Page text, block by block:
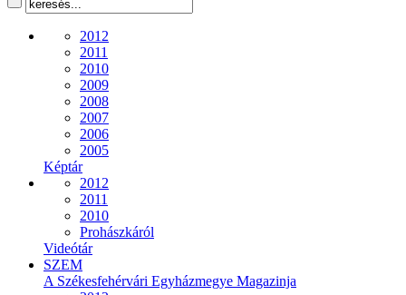
2012
2011
2010
2009
2008
2007
2006
2005
Képtár
2012
2011
2010
Prohászkáról
Videótár
SZEM
A Székesfehérvári Egyházmegye Magazinja